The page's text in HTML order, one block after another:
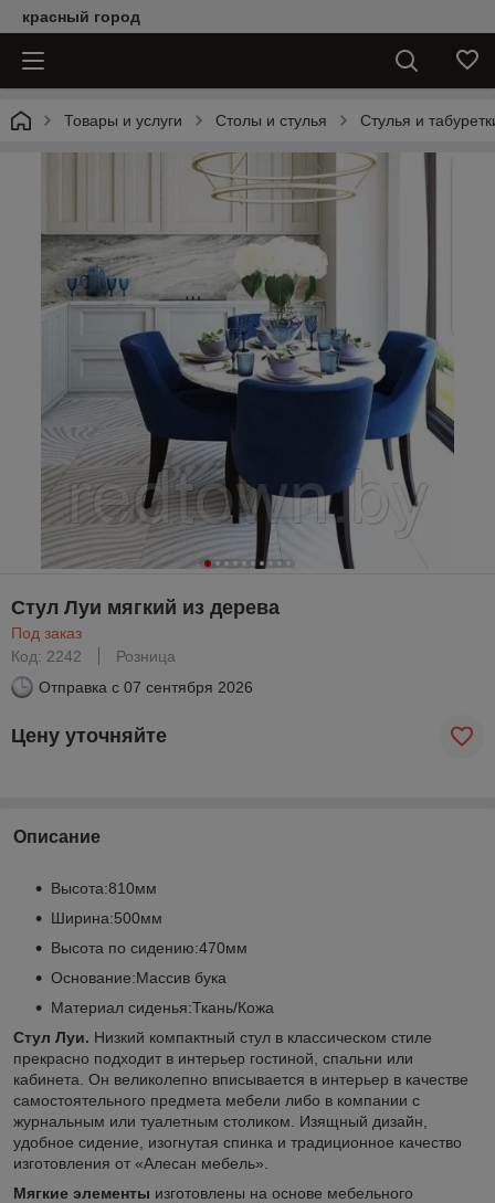
красный город
Товары и услуги Столы и стулья Стулья и
Стул Луи мягкий из дерева
Под заказ
Код: 2242
Розница
Отправка с 07 сентября 2026
Цену уточняйте
Описание
Высота:810мм
Ширина:500мм
Высота по сидению:470мм
Основание:Массив бука
Материал сиденья:Ткань/Кожа
Стул Луи. Низкий компактный стул в классическом стиле
прекрасно подходит в интерьер гостиной, спальни или
кабинета. Он великолепно вписывается в интерьер в качестве
самостоятельного предмета мебели либо в компании с
журнальным или туалетным столиком. Изящный дизайн,
удобное сидение, изогнутая спинка и традиционное качество
изготовления от «Алесан мебель».
Мягкие элементы изготовлены на основе мебельного